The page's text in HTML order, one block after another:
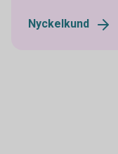
Nyckelkund